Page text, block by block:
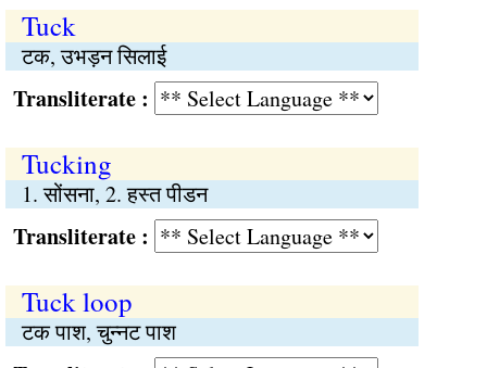
Tuck
टक, उभड़न सिलाई
:
Tucking
1. सोंसना, 2. हस्त पीडन
:
Tuck loop
टक पाश, चुन्नट पाश